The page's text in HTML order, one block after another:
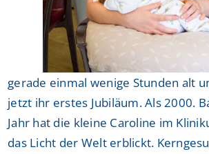
gerade einmal wenige Stunden alt
jetzt ihr erstes Jubiläum. Als 2000.
Jahr hat die kleine Caroline im
das Licht der Welt erblickt.